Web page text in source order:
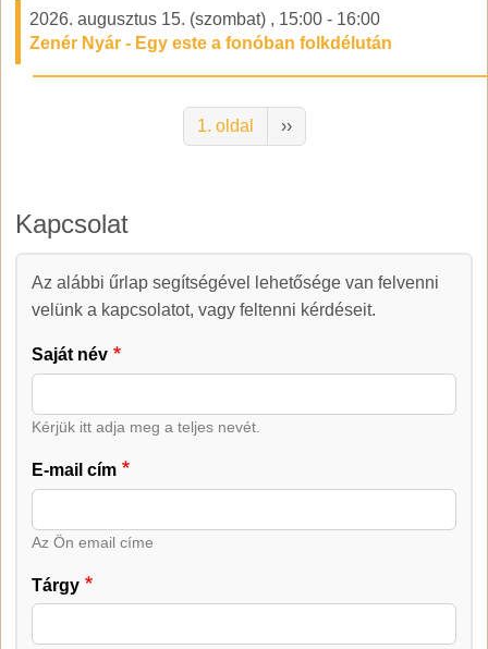
2026. augusztus 15. (szombat) , 15:00 - 16:00
Zenér Nyár - Egy este a fonóban folkdélután
1. oldal
Következő oldal
››
Kapcsolat
Kapcsolat
Az alábbi űrlap segítségével lehetősége van felvenni
velünk a kapcsolatot, vagy feltenni kérdéseit.
Saját név
Kérjük itt adja meg a teljes nevét.
E-mail cím
Az Ön email címe
Tárgy